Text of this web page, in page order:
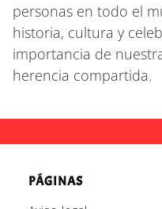
personas en todo el
historia, cultura y
importancia de
herencia compartida.
PÁGINAS